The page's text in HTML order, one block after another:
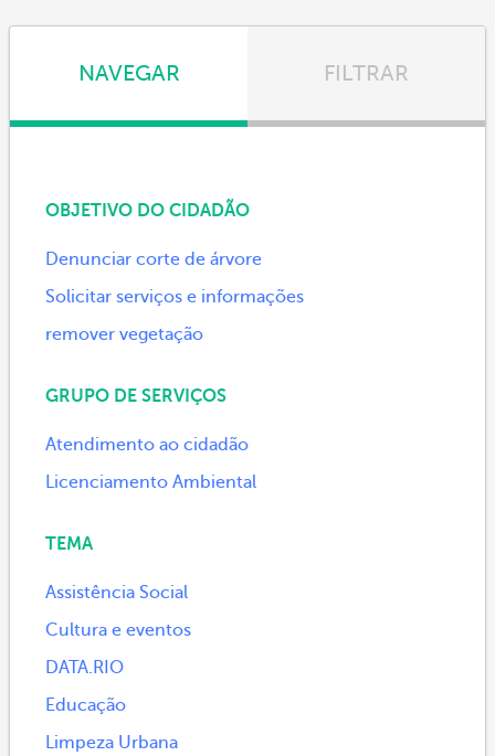
NAVEGAR FILTRAR
OBJETIVO DO CIDADÃO
Denunciar corte de árvore
Solicitar serviços e informações
remover vegetação
GRUPO DE SERVIÇOS
Atendimento ao cidadão
Licenciamento Ambiental
TEMA
Assistência Social
Cultura e eventos
DATA.RIO
Educação
Limpeza Urbana